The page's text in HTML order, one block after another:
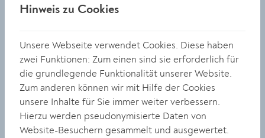
KULTUR
Klangexperimente von Pop
bis Jazz
Hinweis zu Cookies
Unsere Webseite verwendet Cookies. Diese haben
zwei Funktionen: Zum einen sind sie erforderlich für
die grundlegende Funktionalität unserer Website.
Zum anderen können wir mit Hilfe der Cookies
unsere Inhalte für Sie immer weiter verbessern.
Hierzu werden pseudonymisierte Daten von
Website-Besuchern gesammelt und ausgewertet.